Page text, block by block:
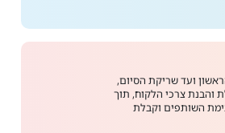
ועד שריקת הסיום,
והבנת צרכי הלקוח, תוך
השותפים וקבלת